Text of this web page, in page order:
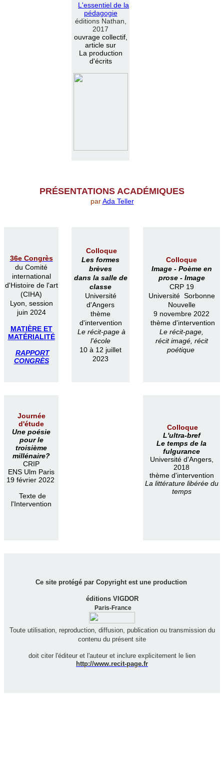
L 'essentiel de la
pédagogie
éditions Nathan,
2017
ouvrage collectif,
article sur
La production
d'écrits
PRÉSENTATIONS ACADÉMIQUES
parAda Teller
36e Congrès
du Comité
international
d'Histoire de l'art
(CIHA)
Lyon, session
juin 2024
MATIÈRE ET
MATÉRIALITÉ
RAPPORT
CONGRÈS
Colloque
Les formes
brèves
dans la salle de
classe
Université
d'Angers
thème
d'intervention
Le récit-page à
l'école
10 à 12 juillet
2023
Colloque
Image - Poème en
prose - Image
CRP 19
Université Sorbonne
Nouvelle
9 novembre 2022
thème d'intervention
Le récit-page,
récit imagé, récit
poétique
Journée
d'étude
Une poésie
pour le
troisième
millénaire?
CRIP
ENS Ulm Paris
19 février 2022
Texte de
l'Intervention
Colloque
L'ultra-bref
Le temps de la
fulgurance
Université d'Angers,
2018
thème d'intervention
La littérature libérée du
temps
Ce site protégé par Copyright est une production
éditions VIGDOR
Paris-France
Toute utilisation, reproduction, diffusion, publication ou transmission du
contenu du présent site
doit citer l'éditeur et l'auteur et inclure explicitement le lien
http://www.recit-page.fr